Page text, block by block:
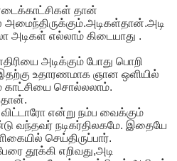
தான்
அமைந்திருக்கும்.அடிகள்தான்.அடி
அடிகள் எல்லாம் கிடையாது .
அடிக்கும் போது பொறி
உதாரணமாக ஞான ஒளியில்
காட்சியை சொல்லலாம்.
என்று நம்ப வைக்கும்
வந்தவர் நடிகர்திலகமே. இதையே
செய்திருப்பார்.
தூக்கி எறிவது,அடி